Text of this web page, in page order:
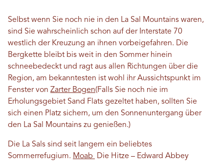
Selbst wenn Sie noch nie in den La Sal Mountains waren,
sind Sie wahrscheinlich schon auf der Interstate 70
westlich der Kreuzung an ihnen vorbeigefahren. Die
Bergkette bleibt bis weit in den Sommer hinein
schneebedeckt und ragt aus allen Richtungen über die
Region, am bekanntesten ist wohl ihr Aussichtspunkt im
Fenster von Zarter Bogen(Falls Sie noch nie im
Erholungsgebiet Sand Flats gezeltet haben, sollten Sie
sich einen Platz sichern, um den Sonnenuntergang über
den La Sal Mountains zu genießen.)
Die La Sals sind seit langem ein beliebtes
Sommerrefugium. Moab
Die Hitze – Edward Abbey